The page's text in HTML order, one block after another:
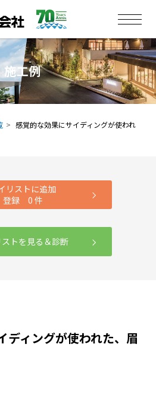
施工例
感覚的な効果にサイディングが使われ
リストに追加
登録 0 件
トを見る＆診断
ディングが使われた、眉